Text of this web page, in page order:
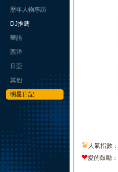
歷年人物專訪
DJ推薦
華語
西洋
日亞
其他
明星日記
♛ 人氣指數：
❤愛的鼓勵：